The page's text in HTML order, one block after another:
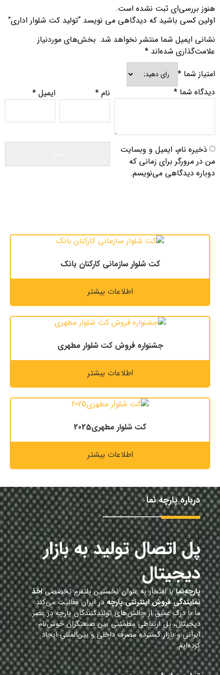
هنوز بررسی‌ای ثبت نشده است.
اولین کسی باشید که دیدگاهی می نویسد “تولید کت شلوار اداری”
نشانی ایمیل شما منتشر نخواهد شد. بخش‌های موردنیاز
علامت‌گذاری شده‌اند *
امتیاز شما *
دیدگاه شما * نام * ایمیل*
ذخیره نام، ایمیل و وبسایت
من در مرورگر برای زمانی که
دوباره دیدگاهی می‌نویسم.
کت شلوار سازمانی کارکنان بانک
اطلاعات بیشتر
جشنواره فروش کت شلوار مطهری
اطلاعات بیشتر
کت شلوار مطهری2025
اطلاعات بیشتر
درباره پارچه نما
پل اتصال تولید به بازار
دیجیتال
پارچه‌نمابا افتخار به عنوان نخستین پلتفرم تخصصیاخذ
نمایندگی فروش اینترنتی پارچهدر ایران فعالیت می‌کند.
ما با درک عمیق از چالش‌های تولیدکنندگان پارچه در عصر
دیجیتال، پل ارتباطی مطمئنی بین صنعتگران خوش‌نام
ایرانی و بازار گسترده مصرف داخلی و بین‌المللی ایجاد
کرده‌ایم.